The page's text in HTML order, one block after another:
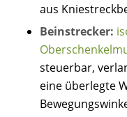
aus
Beinstrecker:
steuerbar,
eine überlegte